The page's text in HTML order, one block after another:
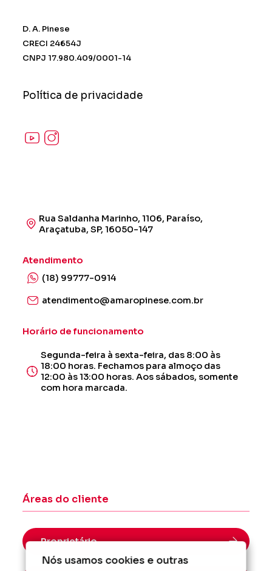
D. A. Pinese
CRECI 24654J
CNPJ 17.980.409/0001-14
Política de privacidade
Rua Saldanha Marinho, 1106, Paraíso,
Araçatuba, SP, 16050-147
Atendimento
(18) 99777-0914
atendimento@amaropinese.com.br
Horário de funcionamento
Segunda-feira à sexta-feira, das 8:00 às
18:00 horas. Fechamos para almoço das
12:00 às 13:00 horas. Aos sábados, somente
com hora marcada.
Áreas do cliente
Proprietário
Nós usamos cookies e outras